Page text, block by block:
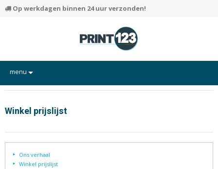
Op werkdagen binnen 24 uur verzonden!
menu
Flyers
Hand-outs/Losbladig
Posters
Rapporten/Verslagen
Winkel prijslijst
Ons verhaal
Winkel prijslijst